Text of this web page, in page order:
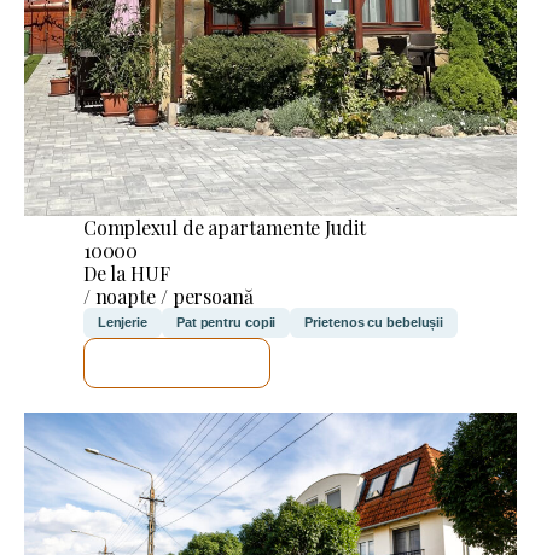
Complexul de apartamente Judit
10000
De la HUF
/ noapte / persoană
Lenjerie Pat pentru copii Prietenos cu bebelușii